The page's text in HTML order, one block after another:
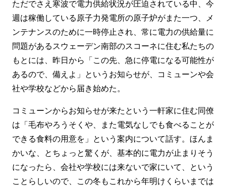
ただでさえ寒波で電力供給状況が圧迫されている中、今
週は稼働している原子力発電所の原子炉がまた一つ、メ
ンテナンスのために一時停止され、常に電力の供給量に
問題があるスウェーデン南部のスコーネに住む私たちの
もとには、昨日から「この先、急に停電になる可能性が
あるので、備えよ」というお知らせが、コミューンや会
社や学校などから届き始めた。
コミューンからお知らせが来たという一軒家に住む同僚
は「毛布やろうそくや、また電気なしでも食べることが
できる食料の用意を」という案内について話す。ほんま
かいな、とちょっと驚くが、基本的に電力が止まりそう
になったら、会社や学校には来ないで家にいて、という
ことらしいので、この冬もこれから年明けくらいまでは